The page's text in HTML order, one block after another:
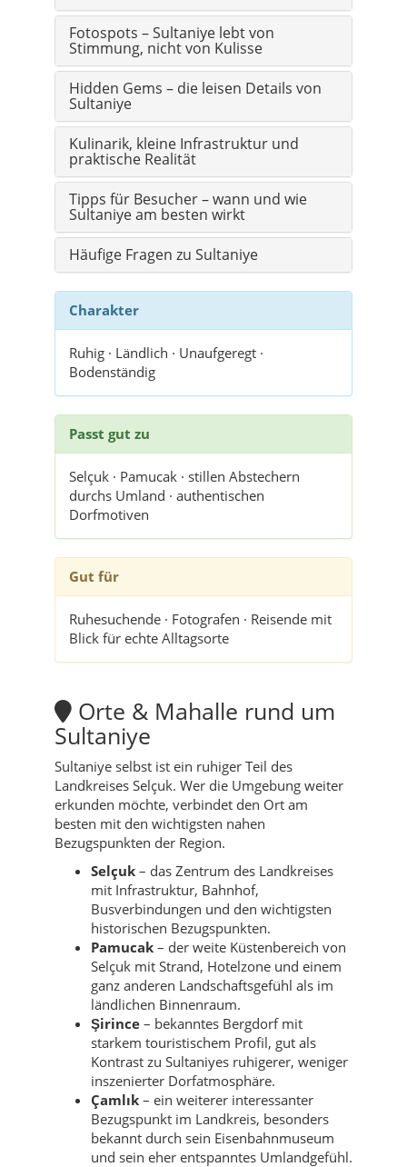
Fotospots – Sultaniye lebt von
Stimmung, nicht von Kulisse
Hidden Gems – die leisen Details von
Sultaniye
Kulinarik, kleine Infrastruktur und
praktische Realität
Tipps für Besucher – wann und wie
Sultaniye am besten wirkt
Häufige Fragen zu Sultaniye
Charakter
Ruhig · Ländlich · Unaufgeregt ·
Bodenständig
Passt gut zu
Selçuk · Pamucak · stillen Abstechern
durchs Umland · authentischen
Dorfmotiven
Gut für
Ruhesuchende · Fotografen · Reisende mit
Blick für echte Alltagsorte
Orte & Mahalle rund um
Sultaniye
Sultaniye selbst ist ein ruhiger Teil des
Landkreises Selçuk. Wer die Umgebung weiter
erkunden möchte, verbindet den Ort am
besten mit den wichtigsten nahen
Bezugspunkten der Region.
Selçuk – das Zentrum des Landkreises
mit Infrastruktur, Bahnhof,
Busverbindungen und den wichtigsten
historischen Bezugspunkten.
Pamucak – der weite Küstenbereich von
Selçuk mit Strand, Hotelzone und einem
ganz anderen Landschaftsgefühl als im
ländlichen Binnenraum.
Şirince – bekanntes Bergdorf mit
starkem touristischem Profil, gut als
Kontrast zu Sultaniyes ruhigerer, weniger
inszenierter Dorfatmosphäre.
Çamlık – ein weiterer interessanter
Bezugspunkt im Landkreis, besonders
bekannt durch sein Eisenbahnmuseum
und sein eher entspanntes Umlandgefühl.